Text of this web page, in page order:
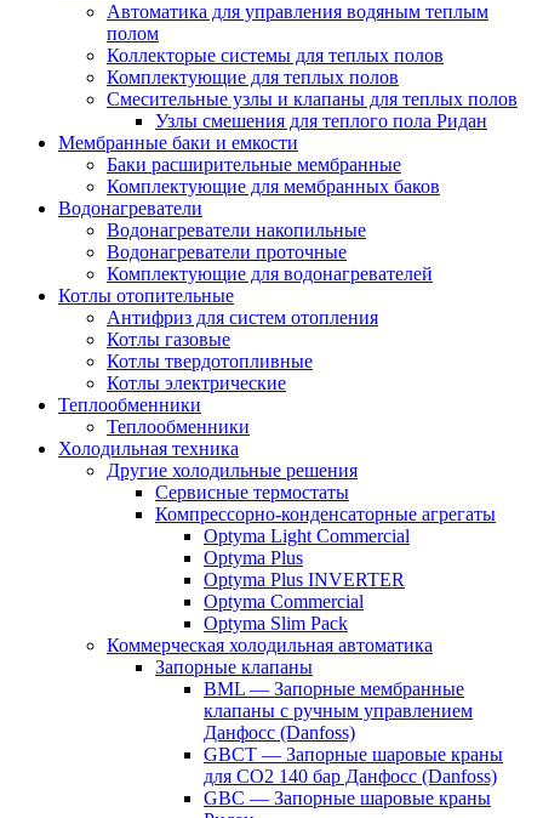
Автоматика для управления водяным теплым
полом
Коллекторые системы для теплых полов
Комплектующие для теплых полов
Смесительные узлы и клапаны для теплых полов
Узлы смешения для теплого пола Ридан
Мембранные баки и емкости
Баки расширительные мембранные
Комплектующие для мембранных баков
Водонагреватели
Водонагреватели накопильные
Водонагреватели проточные
Комплектующие для водонагревателей
Котлы отопительные
Антифриз для систем отопления
Котлы газовые
Котлы твердотопливные
Котлы электрические
Теплообменники
Теплообменники
Холодильная техника
Другие холодильные решения
Сервисные термостаты
Компрессорно-конденсаторные агрегаты
Optyma Light Commercial
Optyma Plus
Optyma Plus INVERTER
Optyma Commercial
Optyma Slim Pack
Коммерческая холодильная автоматика
Запорные клапаны
BML — Запорные мембранные
клапаны с ручным управлением
Данфосс (Danfoss)
GBCT — Запорные шаровые краны
для CO2 140 бар Данфосс (Danfoss)
GBC — Запорные шаровые краны